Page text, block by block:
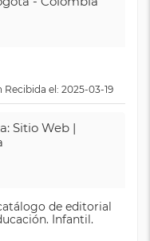
Recibida el: 2025-03-19
Sitio Web |
de editorial
Infantil.